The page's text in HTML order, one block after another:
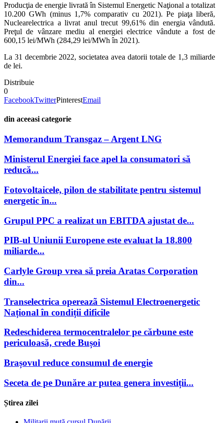
Producţia de energie livrată în Sistemul Energetic Naţional a totalizat
10.200 GWh (minus 1,7% comparativ cu 2021). Pe piaţa liberă,
Nuclearelectrica a livrat anul trecut 99,61% din energia vândută.
Preţul de vânzare mediu al energiei electrice vândute a fost de
600,15 lei/MWh (284,29 lei/MWh în 2021).
La 31 decembrie 2022, societatea avea datorii totale de 1,3 miliarde
de lei.
Distribuie
0
FacebookTwitterPinterestEmail
din aceeasi categorie
Memorandum Transgaz – Argent LNG
Ministerul Energiei face apel la consumatori să
reducă...
Fotovoltaicele, pilon de stabilitate pentru sistemul
energetic în...
Grupul PPC a realizat un EBITDA ajustat de...
PIB-ul Uniunii Europene este evaluat la 18.800
miliarde...
Carlyle Group vrea să preia Aratas Corporation
din...
Transelectrica opereazã Sistemul Electroenergetic
Național în condiții dificile
Redeschiderea termocentralelor pe cărbune este
periculoasă, crede Bușoi
Brașovul reduce consumul de energie
Seceta de pe Dunăre ar putea genera investiții...
Știrea zilei